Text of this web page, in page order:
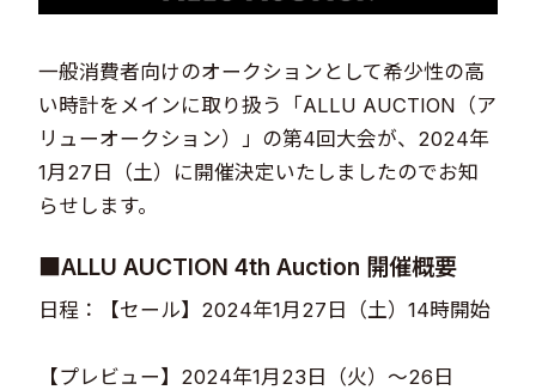
一般消費者向けのオークションとして希少性の高
い時計をメインに取り扱う「ALLU AUCTION（ア
リューオークション）」の第4回大会が、2024年
1月27日（土）に開催決定いたしましたのでお知
らせします。
■ALLU AUCTION 4th Auction 開催概要
日程：【セール】2024年1月27日（土）14時開始
【プレビュー】2024年1月23日（火）～26日